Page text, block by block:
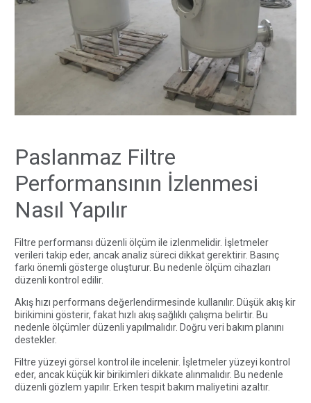
Paslanmaz Filtre
Performansının İzlenmesi
Nasıl Yapılır
Filtre performansı düzenli ölçüm ile izlenmelidir. İşletmeler
verileri takip eder, ancak analiz süreci dikkat gerektirir. Basınç
farkı önemli gösterge oluşturur. Bu nedenle ölçüm cihazları
düzenli kontrol edilir.
Akış hızı performans değerlendirmesinde kullanılır. Düşük akış kir
birikimini gösterir, fakat hızlı akış sağlıklı çalışma belirtir. Bu
nedenle ölçümler düzenli yapılmalıdır. Doğru veri bakım planını
destekler.
Filtre yüzeyi görsel kontrol ile incelenir. İşletmeler yüzeyi kontrol
eder, ancak küçük kir birikimleri dikkate alınmalıdır. Bu nedenle
düzenli gözlem yapılır. Erken tespit bakım maliyetini azaltır.